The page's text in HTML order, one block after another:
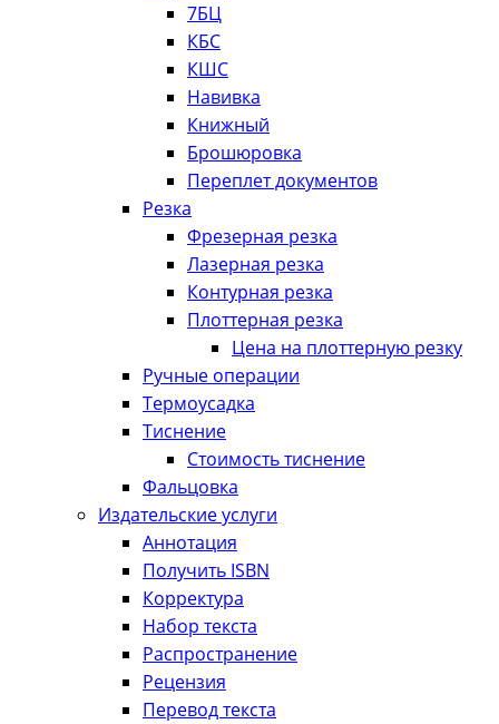
7БЦ
КБС
КШС
Навивка
Книжный
Брошюровка
Переплет документов
Резка
Фрезерная резка
Лазерная резка
Контурная резка
Плоттерная резка
Цена на плоттерную резку
Ручные операции
Термоусадка
Тиснение
Стоимость тиснение
Фальцовка
Издательские услуги
Аннотация
Получить ISBN
Корректура
Набор текста
Распространение
Рецензия
Перевод текста